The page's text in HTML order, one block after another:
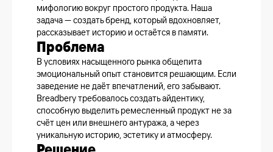
мифологию вокруг простого продукта. Наша
задача — создать бренд, который вдохновляет,
рассказывает историю и остаётся в памяти.
Проблема
В условиях насыщенного рынка общепита
эмоциональный опыт становится решающим. Если
заведение не даёт впечатлений, его забывают.
Breadbery требовалось создать айдентику,
способную выделить ремесленный продукт не за
счёт цен или внешнего антуража, а через
уникальную историю, эстетику и атмосферу.